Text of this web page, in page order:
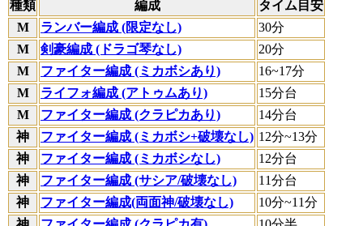
種類 編成
タイム目安
M
ランバー編成 (限定なし)
30分
M
剣豪編成 (ドラゴ琴なし)
20分
M
ファイター編成 (ミカボシあり)
16~17分
M
ライフォ編成 (アトゥムあり)
15分台
M
ファイター編成 (クラピカあり)
14分台
神
ファイター編成 (ミカボシ+破壊なし) 12分~13分
神
ファイター編成 (ミカボシなし)
12分台
神
ファイター編成 (サシア/破壊なし)
11分台
神
ファイター編成(両面神/破壊なし)
10分~11分